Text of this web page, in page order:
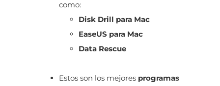
como:
Disk Drill para Mac
EaseUS para Mac
Data Rescue
Estos son los mejores programas